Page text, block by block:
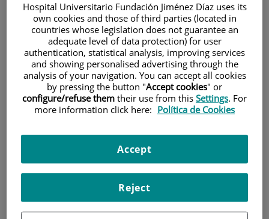
Pacientes y visitantes
Investigación
Hospital Universitario Fundación Jiménez Díaz uses its
own cookies and those of third parties (located in
countries whose legislation does not guarantee an
adequate level of data protection) for user
authentication, statistical analysis, improving services
and showing personalised advertising through the
analysis of your navigation. You can accept all cookies
by pressing the button "Accept cookies" or
configure/refuse them their use from this Settings. For
more information click here: Política de Cookies
Reject
Accept